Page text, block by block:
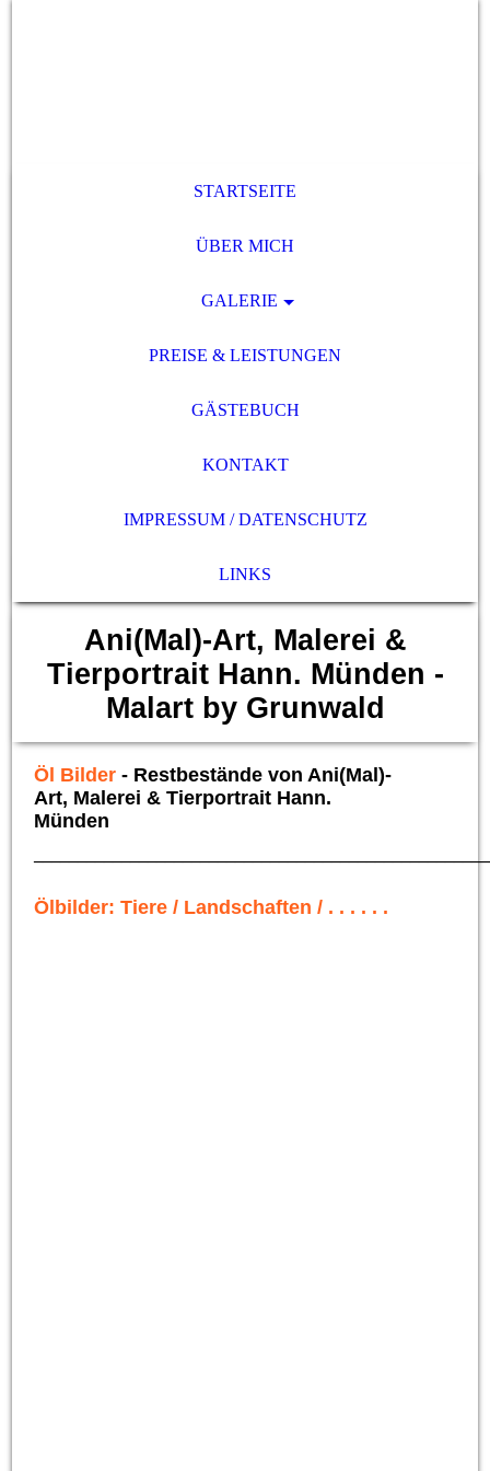
STARTSEITE
ÜBER MICH
GALERIE
PREISE & LEISTUNGEN
GÄSTEBUCH
KONTAKT
IMPRESSUM / DATENSCHUTZ
LINKS
Ani(Mal)-Art, Malerei &
Tierportrait Hann. Münden -
Malart by Grunwald
Öl Bilder- Restbestände von Ani(Mal)-
Art, Malerei & Tierportrait Hann.
Münden
Ölbilder: Tiere / Landschaften / . . . . . .